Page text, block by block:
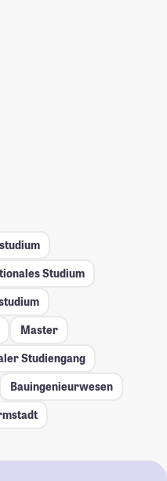
Studium
Master
Studiengang
Bauingenieurwesen